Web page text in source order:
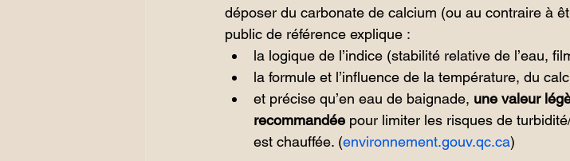
déposer du carbonate de calcium (ou au contraire à
public de référence explique :
la logique de l’indice (stabilité relative de l’eau,
la formule et l’influence de la température, du
et précise qu’en eau de baignade, une valeur
recommandée pour limiter les risques de
est chauffée. (environnement.gouv.qc.ca)